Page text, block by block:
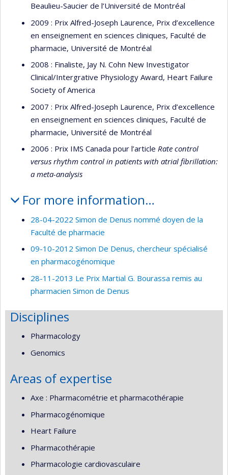
Beaulieu-Saucier de l’Université de Montréal
2009 : Prix Alfred-Joseph Laurence, Prix d’excellence
en enseignement en sciences cliniques, Faculté de
pharmacie, Université de Montréal
2008 : Finaliste, Jay N. Cohn New Investigator
Clinical/Intergrative Physiology Award, Heart Failure
Society of America
2007 : Prix Alfred-Joseph Laurence, Prix d’excellence
en enseignement en sciences cliniques, Faculté de
pharmacie, Université de Montréal
2006 : Prix IMS Canada pour l’article Rate control
versus rhythm control in patients with atrial fibrillation:
a meta-analysis
For more information…
28-04-2022 Simon de Denus nommé doyen de la
Faculté de pharmacie
09-10-2012 Simon De Denus, chercheur spécialisé
en pharmacogénomique
28-11-2013 Le Prix Martial G. Bourassa remis au
pharmacien Simon de Denus
Disciplines
Pharmacology
Genomics
Areas of expertise
Axe : Pharmacométrie et pharmacothérapie
Pharmacogénomique
Heart Failure
Pharmacothérapie
Pharmacologie cardiovasculaire